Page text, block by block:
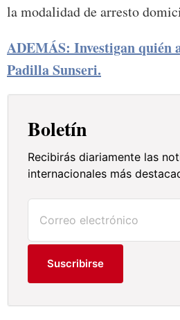
la modalidad de arresto
ADEMÁS: Investigan quién
Padilla Sunseri.
Boletín
Recibirás diariamente las
internacionales más
Suscribirse